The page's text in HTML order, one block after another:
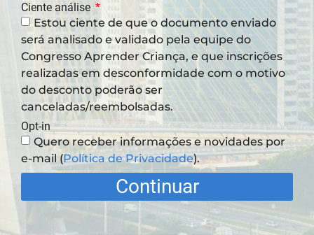
Ciente análise
Estou ciente de que o documento enviado
será analisado e validado pela equipe do
Congresso Aprender Criança, e que inscrições
realizadas em desconformidade com o motivo
do desconto poderão ser
canceladas/reembolsadas.
Opt-in
Quero receber informações e novidades por
e-mail (Política de Privacidade).
Continuar